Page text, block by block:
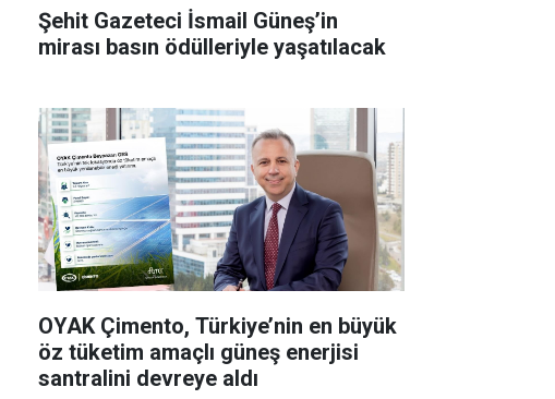
Şehit Gazeteci İsmail Güneş’in
mirası basın ödülleriyle yaşatılacak
OYAK Çimento, Türkiye’nin en büyük
öz tüketim amaçlı güneş enerjisi
santralini devreye aldı